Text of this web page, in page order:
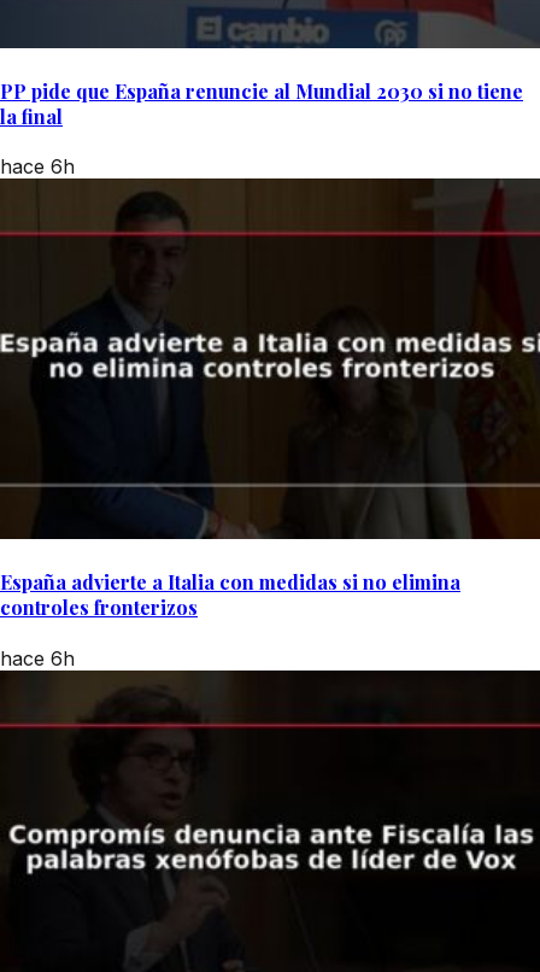
PP pide que España renuncie al Mundial 2030 si no tiene
la final
hace 6h
España advierte a Italia con medidas si no elimina
controles fronterizos
hace 6h